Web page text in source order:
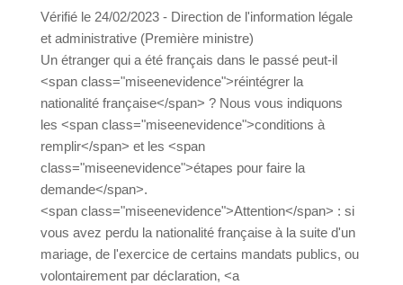
Vérifié le 24/02/2023 - Direction de l'information
légale et administrative (Première ministre)
Un étranger qui a été français dans le passé peut-il
<span class="miseenevidence">réintégrer la
nationalité française</span> ? Nous vous indiquons
les <span class="miseenevidence">conditions à
remplir</span> et les <span
class="miseenevidence">étapes pour faire la
demande</span>.
<span class="miseenevidence">Attention</span> :
si vous avez perdu la nationalité française à la suite
d'un mariage, de l'exercice de certains mandats
publics, ou volontairement par déclaration, <a
a